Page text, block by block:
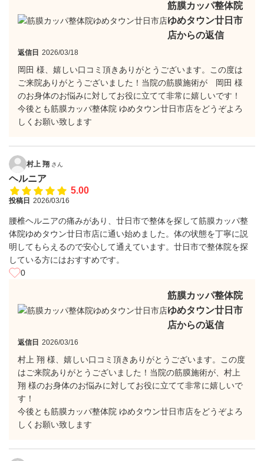
筋膜カッパ整体院
ゆめタウン廿日市
店からの返信
返信日 2026/03/18
岡田 様、嬉しい口コミ頂きありがとうございます。この度は
ご来院ありがとうございました！当院の筋膜施術が 岡田 様
のお身体のお悩みに対してお役に立てて非常に嬉しいです！
今後とも筋膜カッパ整体院 ゆめタウン廿日市店をどうぞよろ
しくお願い致します
村上 翔 さん
ヘルニア
5.00
投稿日 2026/03/16
腰椎ヘルニアの痛みがあり、廿日市で整体を探して筋膜カッパ整
体院ゆめタウン廿日市店に通い始めました。体の状態を丁寧に説
明してもらえるので安心して通えています。廿日市で整体院を探
している方にはおすすめです。
0
筋膜カッパ整体院
ゆめタウン廿日市
店からの返信
返信日 2026/03/16
村上 翔 様、嬉しい口コミ頂きありがとうございます。この度
はご来院ありがとうございました！当院の筋膜施術が、村上
翔 様のお身体のお悩みに対してお役に立てて非常に嬉しいで
す！
今後とも筋膜カッパ整体院 ゆめタウン廿日市店をどうぞよろ
しくお願い致します